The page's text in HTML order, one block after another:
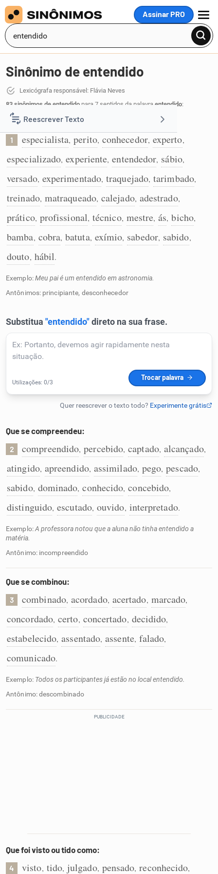
Assinar PRO
MENU
Reescrever Texto
Resumir Texto
Corrigir Texto
Detector de IA
Cata-letras
Dicionário
Sinônimo de entendido
Lexicógrafa responsável: Flávia Neves
83 sinônimos de entendido para 7 sentidos da palavra entendido:
Especialista em alguma coisa:
1 especialista, perito, conhecedor, experto,
especializado, experiente, entendedor, sábio,
versado, experimentado, traquejado, tarimbado,
treinado, matraqueado, calejado, adestrado,
prático, profissional, técnico, mestre, ás, bicho,
bamba, cobra, batuta, exímio, sabedor, sabido,
douto, hábil.
Exemplo:Meu pai é um entendido em astronomia.
Antônimos: principiante, desconhecedor
Que se compreendeu:
2 compreendido, percebido, captado, alcançado,
atingido, apreendido, assimilado, pego, pescado,
sabido, dominado, conhecido, concebido,
distinguido, escutado, ouvido, interpretado.
Exemplo:A professora notou que a aluna não tinha entendido a
matéria.
Antônimo: incompreendido
Que se combinou:
3 combinado, acordado, acertado, marcado,
concordado, certo, concertado, decidido,
estabelecido, assentado, assente, falado,
comunicado.
Exemplo: Todos os participantes já estão no local entendido.
Antônimo: descombinado
Que foi visto ou tido como:
4 visto, tido, julgado, pensado, reconhecido,